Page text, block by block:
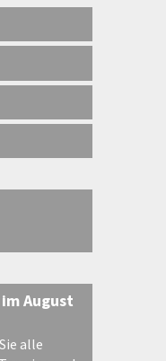
August
alle